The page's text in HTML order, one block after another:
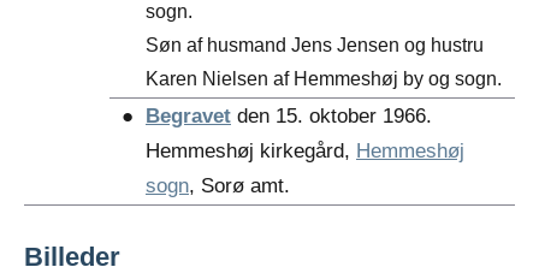
sogn.
Søn af husmand Jens Jensen og hustru
Karen Nielsen af Hemmeshøj by og sogn.
● Begravet den 15. oktober 1966.
Hemmeshøj kirkegård, Hemmeshøj
sogn, Sorø amt.
Billeder